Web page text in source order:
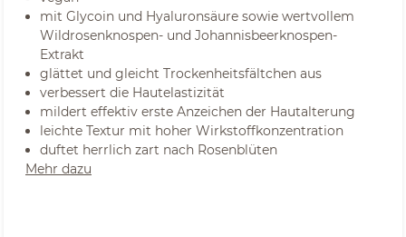
mit Glycoin und Hyaluronsäure sowie wertvollem
Wildrosenknospen- und Johannisbeerknospen-
Extrakt
glättet und gleicht Trockenheitsfältchen aus
verbessert die Hautelastizität
mildert effektiv erste Anzeichen der Hautalterung
leichte Textur mit hoher Wirkstoffkonzentration
duftet herrlich zart nach Rosenblüten
Mehr dazu